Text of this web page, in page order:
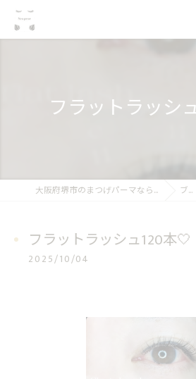
フラットラッシ
大阪府堺市のまつげパーマならSea pear ブログ
フラットラッシュ120本🤍
2025/10/04